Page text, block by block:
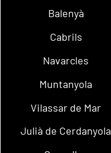
Balenyà
Cabrils
Navarcles
Muntanyola
Vilassar de Mar
Julià de Cerdanyola